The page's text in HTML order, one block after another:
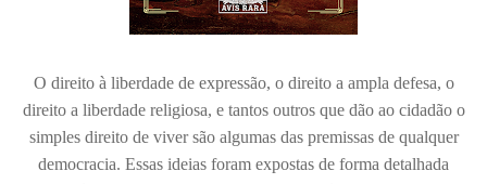
O direito à liberdade de expressão, o direito a ampla defesa, o
direito a liberdade religiosa, e tantos outros que dão ao cidadão o
simples direito de viver são algumas das premissas de qualquer
democracia. Essas ideias foram expostas de forma detalhada